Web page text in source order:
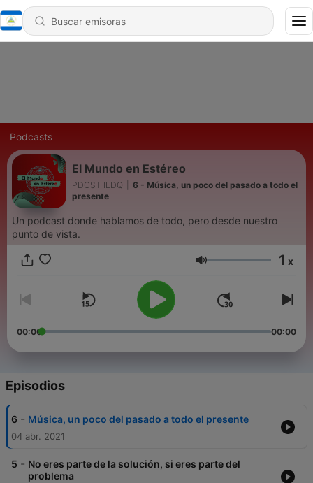
Podcasts
El Mundo en Estéreo
PDCST IEDQ
6 - Música, un poco del pasado a todo el
presente
Un podcast donde hablamos de todo, pero desde nuestro
punto de vista.
Volumen 1 x
00:00 00:00
Episodios
6 - Música, un poco del pasado a todo el presente
04 abr. 2021
5 - No eres parte de la solución, si eres parte del
problema